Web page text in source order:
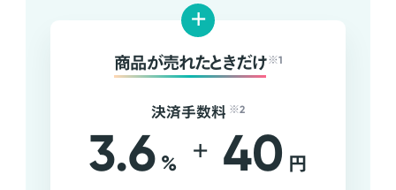
+
商品が売れたときだけ ※1
決済手数料 ※2
3.6 % + 40 円